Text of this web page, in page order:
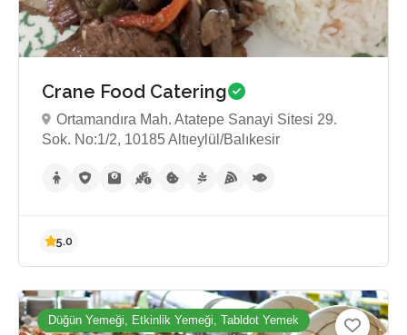
Henüz inceleme yok
Crane Food Catering
Ortamandıra Mah. Atatepe Sanayi Sitesi 29.
Sok. No:1/2, 10185 Altıeylül/Balıkesir
Düğün Yemeği, Etkinlik Yemeği, Tabldot Yemek